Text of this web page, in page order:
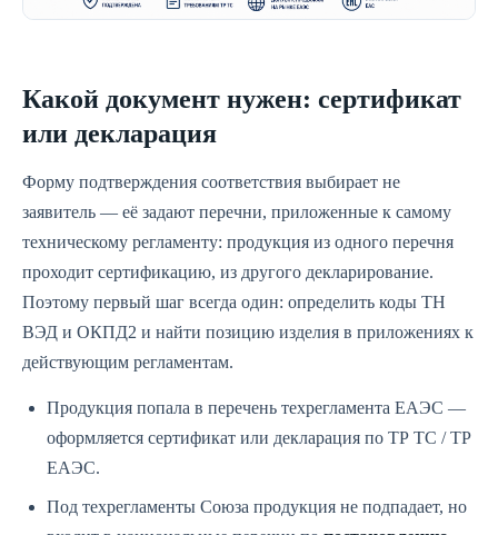
Какой документ нужен: сертификат
или декларация
Форму подтверждения соответствия выбирает не
заявитель — её задают перечни, приложенные к самому
техническому регламенту: продукция из одного перечня
проходит сертификацию, из другого декларирование.
Поэтому первый шаг всегда один: определить коды ТН
ВЭД и ОКПД2 и найти позицию изделия в приложениях к
действующим регламентам.
Продукция попала в перечень техрегламента ЕАЭС —
оформляется сертификат или декларация по ТР ТС / ТР
ЕАЭС.
Под техрегламенты Союза продукция не подпадает, но